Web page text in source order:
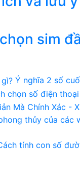
sim
Ý nghĩa 2 số